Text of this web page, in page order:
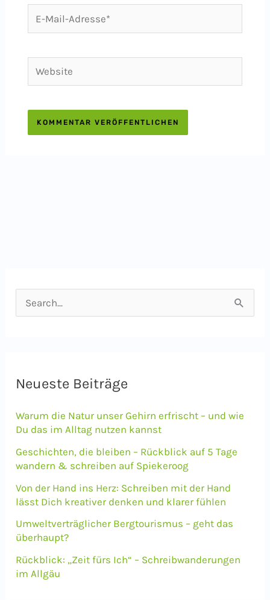
E-
Mail-
Website
u
e
n
c
h
:
Neueste Beiträge
Warum die Natur unser Gehirn erfrischt – und wie
Du das im Alltag nutzen kannst
Geschichten, die bleiben – Rückblick auf 5 Tage
wandern & schreiben auf Spiekeroog
Von der Hand ins Herz: Schreiben mit der Hand
lässt Dich kreativer denken und klarer fühlen
Umweltverträglicher Bergtourismus – geht das
überhaupt?
Rückblick: „Zeit fürs Ich“ – Schreibwanderungen
im Allgäu